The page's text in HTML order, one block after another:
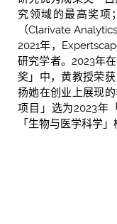
究领域的最高奖项
（Clarivate
2021年，
研究学者。2023年
奖」中，黄教授荣
扬她在创业上展现
项目」选为2023年
「生物与医学科学